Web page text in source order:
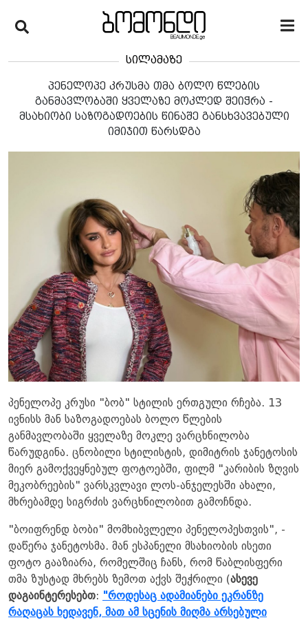
სილამაზე
პენელოპე კრუსმა თმა ბოლო წლების
განმავლობაში ყველაზე მოკლედ შეიჭრა -
მსახიობი საზოგადოების წინაშე განსხვავებული
იმიჯით წარსდგა
პენელოპე კრუსი "ბობ" სტილის ერთგული რჩება. 13
ივნისს მან საზოგადოებას ბოლო წლების
განმავლობაში ყველაზე მოკლე ვარცხნილობა
წარუდგინა. ცნობილი სტილისტის, დიმიტრის ჯანეტოსის
მიერ გამოქვეყნებულ ფოტოებში, ფილმ "კარიბის ზღვის
მეკობრეების" ვარსკვლავი ლოს-ანჯელესში ახალი,
მხრებამდე სიგრძის ვარცხნილობით გამოჩნდა.
"ბოიფრენდ ბობი" მომხიბვლელი პენელოპესთვის", -
დაწერა ჯანეტოსმა. მან ესპანელი მსახიობის ისეთი
ფოტო გააზიარა, რომელშიც ჩანს, რომ წაბლისფერი
თმა ზუსტად მხრებს ზემოთ აქვს შეჭრილი (ასევე
დაგაინტერესებთ: "როდესაც ადამიანები ეკრანზე
რაღაცას ხედავენ, მათ ამ სცენის მიღმა არსებული